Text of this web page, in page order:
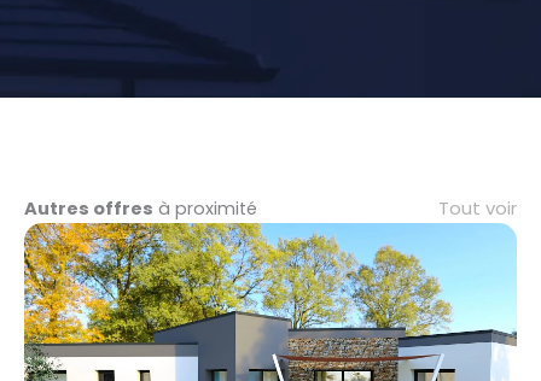
Autres offres à proximité Tout voir